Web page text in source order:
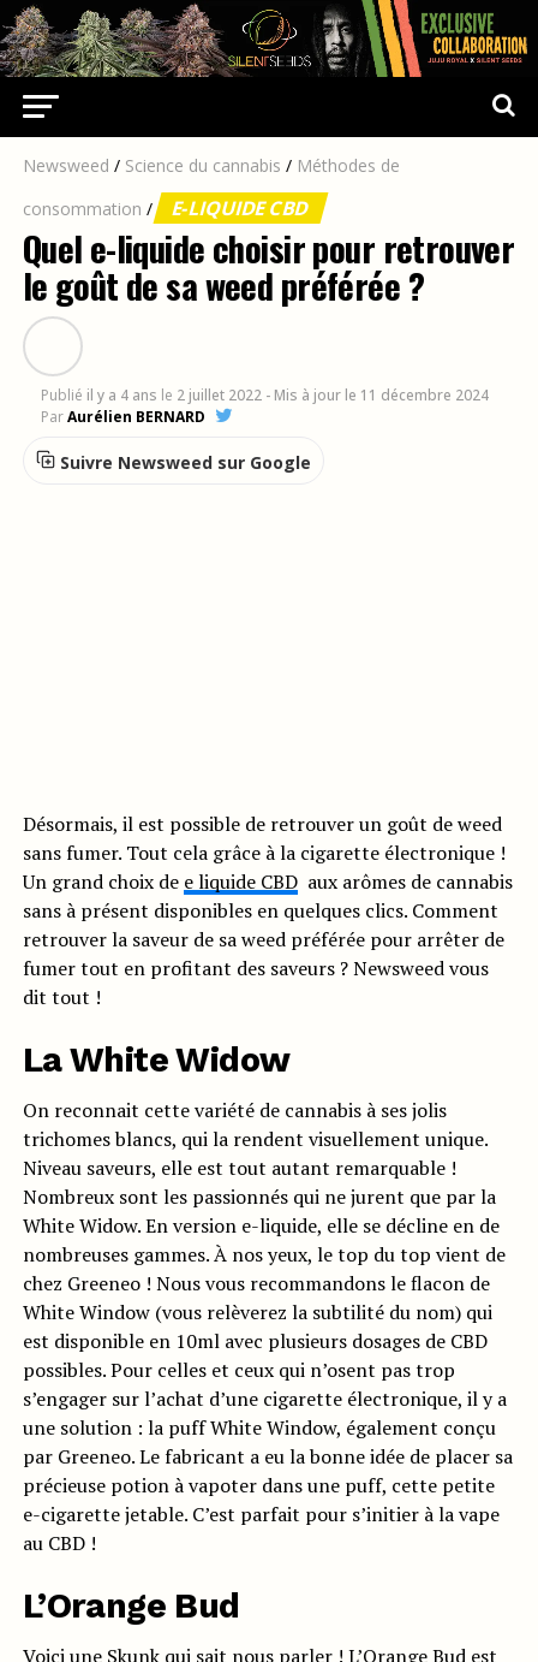
Newsweed / Science du cannabis / Méthodes de
consommation / E-LIQUIDE CBD
Quel e-liquide choisir pour retrouver
le goût de sa weed préférée ?
Publié il y a 4 ans le 2 juillet 2022 - Mis à jour le 11 décembre 2024
ParAurélien BERNARD
Suivre Newsweed sur Google
Désormais, il est possible de retrouver un goût de weed
sans fumer. Tout cela grâce à la cigarette électronique !
Un grand choix de e liquide CBDaux arômes de cannabis
sans à présent disponibles en quelques clics. Comment
retrouver la saveur de sa weed préférée pour arrêter de
fumer tout en profitant des saveurs ? Newsweed vous
dit tout !
La White Widow
On reconnait cette variété de cannabis à ses jolis
trichomes blancs, qui la rendent visuellement unique.
Niveau saveurs, elle est tout autant remarquable !
Nombreux sont les passionnés qui ne jurent que par la
White Widow. En version e-liquide, elle se décline en de
nombreuses gammes. À nos yeux, le top du top vient de
chez Greeneo ! Nous vous recommandons le flacon de
White Window (vous relèverez la subtilité du nom) qui
est disponible en 10ml avec plusieurs dosages de CBD
possibles. Pour celles et ceux qui n’osent pas trop
s’engager sur l’achat d’une cigarette électronique, il y a
une solution : la puff White Window, également conçu
par Greeneo. Le fabricant a eu la bonne idée de placer sa
précieuse potion à vapoter dans une puff, cette petite
e-cigarette jetable. C’est parfait pour s’initier à la vape
au CBD !
L’Orange Bud
Voici une Skunk qui sait nous parler ! L’Orange Bud est